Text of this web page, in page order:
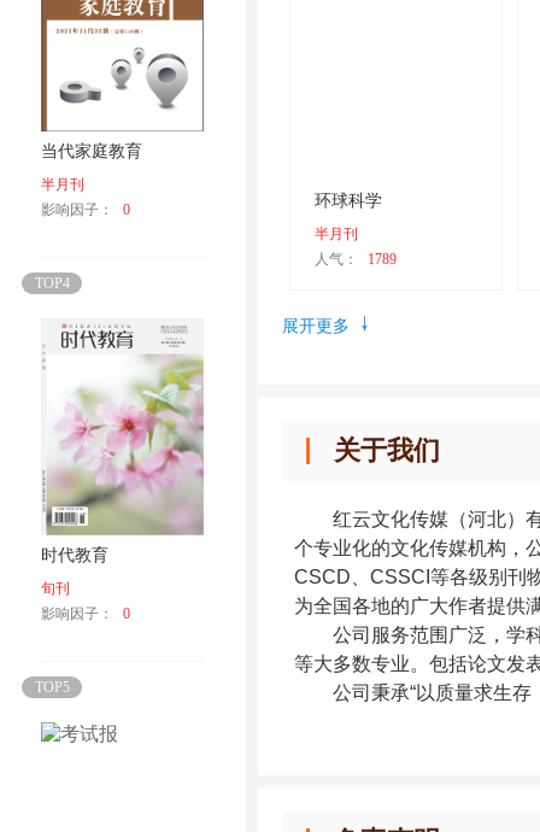
当代家庭教育
半月刊
影响因子：
0
TOP4
时代教育
旬刊
影响因子：
0
TOP5
环球科学
半月刊
人气：
1789
展开更多
关于我们
红云文化传媒（河北）有
个专业化的文化传媒机构，
CSCD、CSSCI等各级别刊
为全国各地的广大作者提供
公司服务范围广泛， 学
等大多数专业。 包括论文发
公司秉承“以质量求生存，